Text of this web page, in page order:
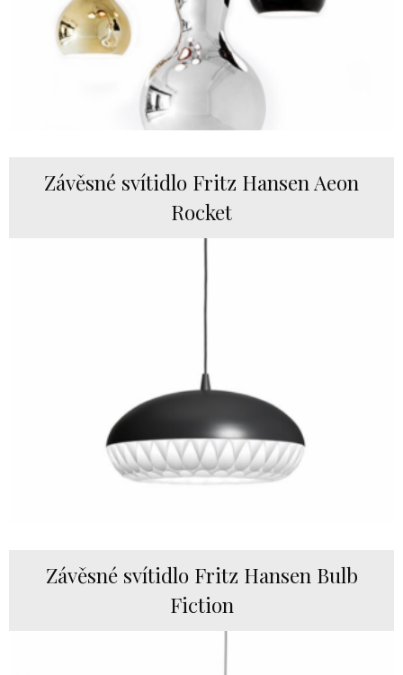
Závěsné svítidlo Fritz Hansen Aeon
Rocket
Závěsné svítidlo Fritz Hansen Bulb
Fiction